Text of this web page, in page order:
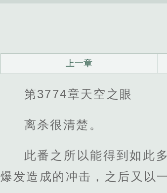
上一章
第3774章天空之眼
离杀很清楚。
此番之所以能得到如此
爆发造成的冲击，之后又以